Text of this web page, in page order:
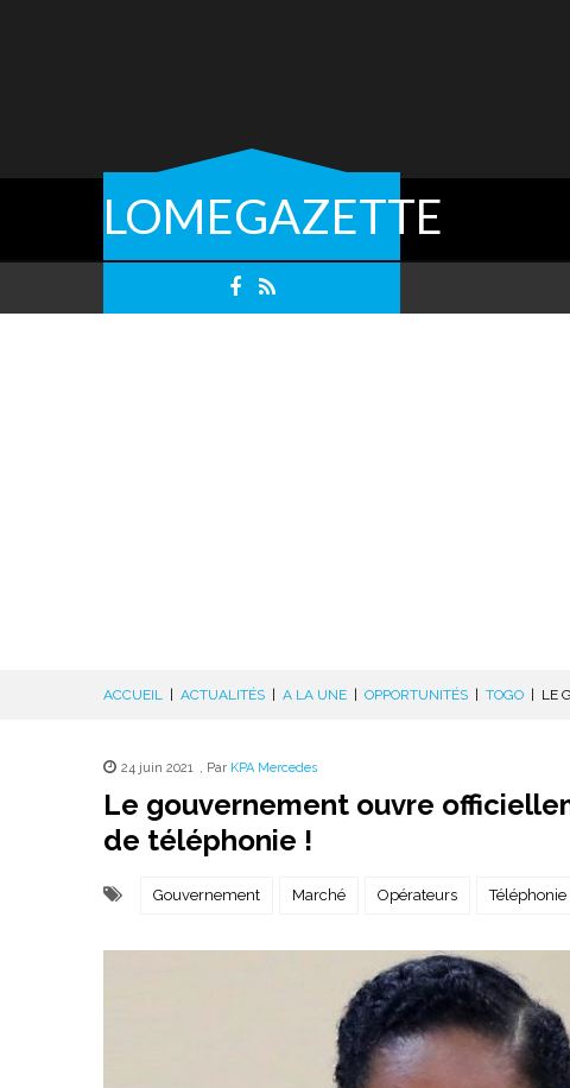
LOMEGAZETTE
ACCUEIL ACTUALITÉS A LA UNE OPPORTUNITÉS TOGO LE
24 juin 2021 , Par KPA Mercedes
Le gouvernement ouvre
de téléphonie !
Gouvernement Marché Opérateurs Téléphonie